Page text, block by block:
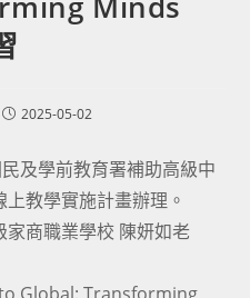
Post2025-05-02
及學前教育署補助高級中
教學實施計畫辦理。
商職業學校 陳妍如老